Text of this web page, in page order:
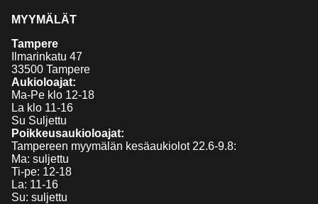
MYYMÄLÄT
Tampere
Ilmarinkatu 47
33500 Tampere
Aukioloajat:
Ma-Pe klo 12-18
La klo 11-16
Su Suljettu
Poikkeusaukioloajat:
Tampereen myymälän kesäaukiolot 22.6-9.8:
Ma: suljettu
Ti-pe: 12-18
La: 11-16
Su: suljettu